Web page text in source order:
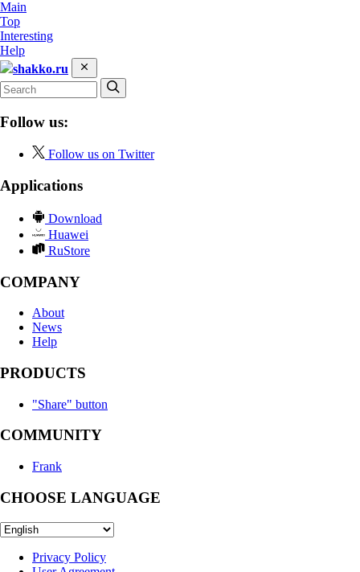
Main
Top
Interesting
Help
shakko.ru
Follow us:
Follow us on Twitter
Applications
Download
Huawei
RuStore
COMPANY
About
News
Help
PRODUCTS
"Share" button
COMMUNITY
Frank
CHOOSE LANGUAGE
Privacy Policy